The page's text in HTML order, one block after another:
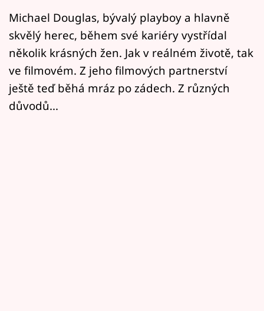
Pořady
Mámy sobě
Přihlášení
Michael Douglas, bývalý playboy a hlavně
skvělý herec, během své kariéry vystřídal
několik krásných žen. Jak v reálném životě, tak
ve filmovém. Z jeho filmových partnerství
ještě teď běhá mráz po zádech. Z různých
důvodů...